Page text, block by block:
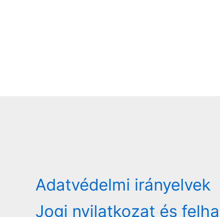
Adatvédelmi irányelvek
Jogi nyilatkozat és